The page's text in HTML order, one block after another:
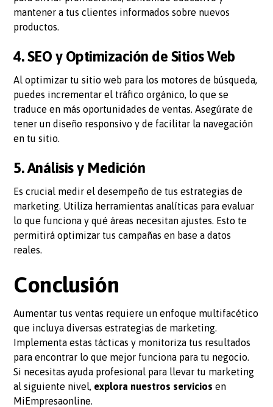
mantener a tus clientes informados sobre nuevos
productos.
4. SEO y Optimización de Sitios Web
Al optimizar tu sitio web para los motores de búsqueda,
puedes incrementar el tráfico orgánico, lo que se
traduce en más oportunidades de ventas. Asegúrate de
tener un diseño responsivo y de facilitar la navegación
en tu sitio.
5. Análisis y Medición
Es crucial medir el desempeño de tus estrategias de
marketing. Utiliza herramientas analíticas para evaluar
lo que funciona y qué áreas necesitan ajustes. Esto te
permitirá optimizar tus campañas en base a datos
reales.
Conclusión
Aumentar tus ventas requiere un enfoque multifacético
que incluya diversas estrategias de marketing.
Implementa estas tácticas y monitoriza tus resultados
para encontrar lo que mejor funciona para tu negocio.
Si necesitas ayuda profesional para llevar tu marketing
al siguiente nivel, explora nuestros servicios en
MiEmpresaonline.